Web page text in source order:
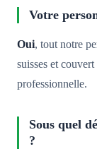
Votre
Oui, tout notre
suisses et
professionnelle.
Sous quel
?